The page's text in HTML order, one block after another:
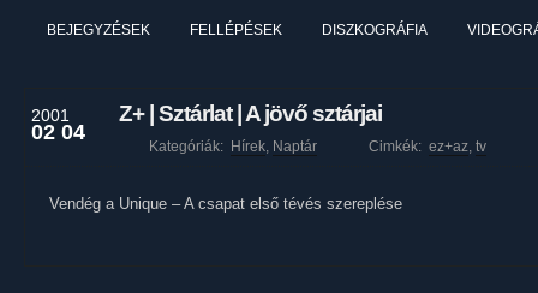
BEJEGYZÉSEK FELLÉPÉSEK DISZKOGRÁFIA
2001
02 04
Z+ | Sztárlat | A jövő sztárjai
Kategóriák: Hírek, Naptár Cimkék: ez+az, tv
Vendég a Unique – A csapat első tévés szereplése